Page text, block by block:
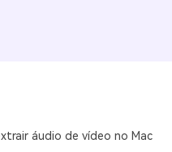
áudio de vídeo no Mac